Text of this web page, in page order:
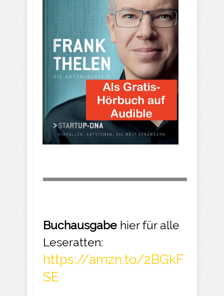
Buchausgabe hier für alle
Leseratten:
https://amzn.to/2BGkF
SE